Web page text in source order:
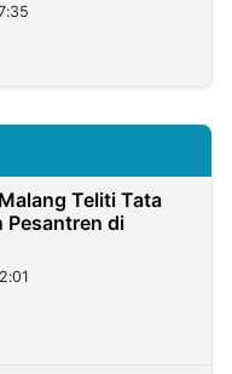
Teliti Tata
Pesantren di